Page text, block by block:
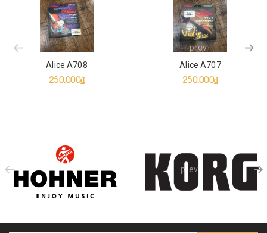
Alice A708
250.000₫
Alice A707
250.000₫
prev
prev